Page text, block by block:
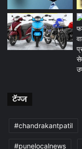
टॅग्ज
#chandrakantpatil
#punelocalnews